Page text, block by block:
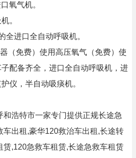
氧气机。
。
全进口全自动呼吸机。
（免费）使用高压氧气（免费）使
配备齐全，进口全自动呼吸机，进
仪，半自动吸痰机。
和浩特市一家专门提供正规长途急
车出租,豪华120救治车出租,长途转
赁,120急救车租赁,长途急救车租赁